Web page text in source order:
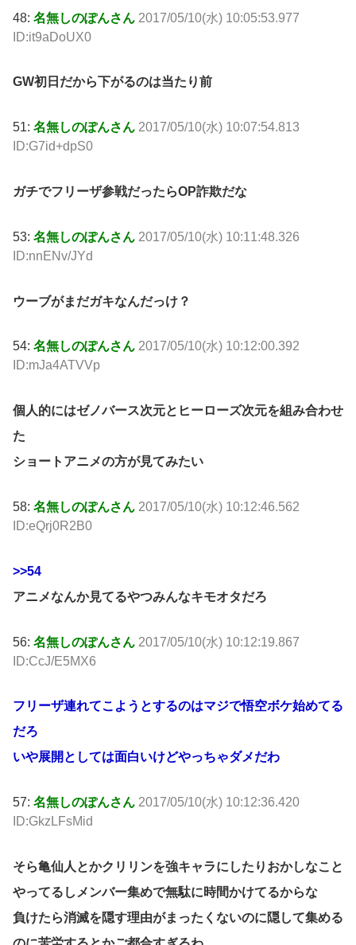
48: 名無しのぽんさん 2017/05/10(水) 10:05:53.977
ID:it9aDoUX0
GW初日だから下がるのは当たり前
51: 名無しのぽんさん 2017/05/10(水) 10:07:54.813
ID:G7id+dpS0
ガチでフリーザ参戦だったらOP詐欺だな
53: 名無しのぽんさん 2017/05/10(水) 10:11:48.326
ID:nnENv/JYd
ウーブがまだガキなんだっけ？
54: 名無しのぽんさん 2017/05/10(水) 10:12:00.392
ID:mJa4ATVVp
個人的にはゼノバース次元とヒーローズ次元を組み合わせ
た
ショートアニメの方が見てみたい
58: 名無しのぽんさん 2017/05/10(水) 10:12:46.562
ID:eQrj0R2B0
>>54
アニメなんか見てるやつみんなキモオタだろ
56: 名無しのぽんさん 2017/05/10(水) 10:12:19.867
ID:CcJ/E5MX6
フリーザ連れてこようとするのはマジで悟空ボケ始めてる
だろ
いや展開としては面白いけどやっちゃダメだわ
57: 名無しのぽんさん 2017/05/10(水) 10:12:36.420
ID:GkzLFsMid
そら亀仙人とかクリリンを強キャラにしたりおかしなこと
やってるしメンバー集めで無駄に時間かけてるからな
負けたら消滅を隠す理由がまったくないのに隠して集める